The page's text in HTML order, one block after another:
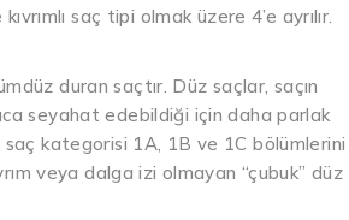
kıvrımlı saç tipi olmak üzere 4’e ayrılır.
duran saçtır. Düz saçlar, saçın
seyahat edebildiği için daha parlak
kategorisi 1A, 1B ve 1C bölümlerini
veya dalga izi olmayan “çubuk” düz